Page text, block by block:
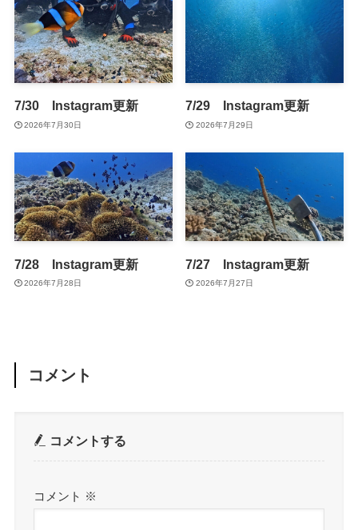
7/30 Instagram更新
2026年7月30日
7/29 Instagram更新
2026年7月29日
7/28 Instagram更新
2026年7月28日
7/27 Instagram更新
2026年7月27日
コメント
コメントする
コメント ※